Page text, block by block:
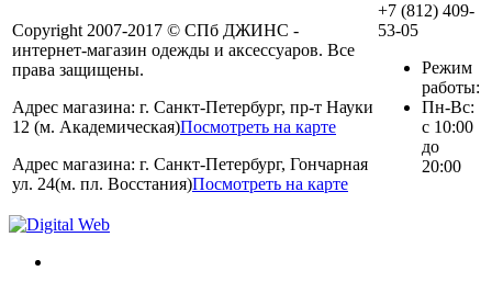
Copyright 2007-2017 © СПб ДЖИНС -
интернет-магазин одежды и аксессуаров. Все
права защищены.
Адрес магазина: г. Санкт-Петербург, пр-т Науки
12 (м. Академическая)Посмотреть на карте
Адрес магазина: г. Санкт-Петербург, Гончарная
ул. 24(м. пл. Восстания)Посмотреть на карте
+7 (812) 409-
53-05
Режим
работы:
Пн-Вс:
с 10:00
до
20:00